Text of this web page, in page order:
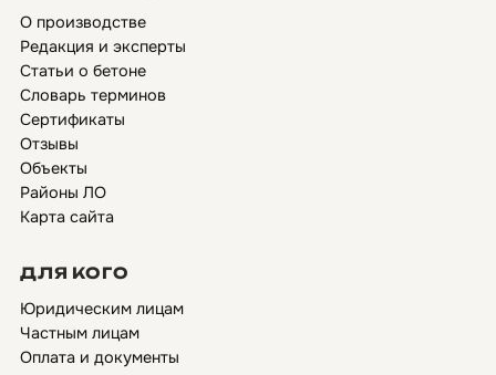
О производстве
Редакция и эксперты
Статьи о бетоне
Словарь терминов
Сертификаты
Отзывы
Объекты
Районы ЛО
Карта сайта
ДЛЯ КОГО
Юридическим лицам
Частным лицам
Оплата и документы